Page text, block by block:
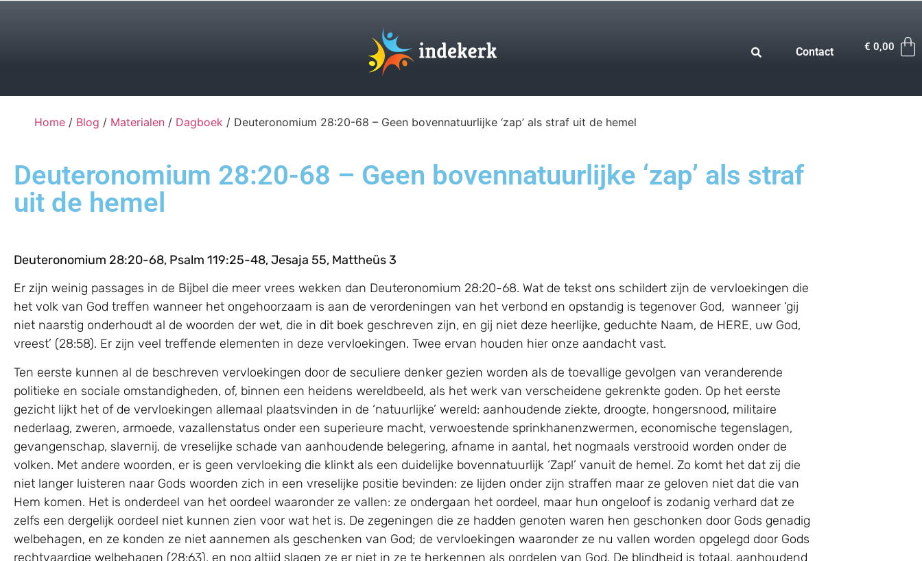
Contact € 0,00
Home / Blog / Materialen / Dagboek / Deuteronomium 28:20-68 – Geen bovennatuurlijke ‘zap’ als straf uit de hemel
Deuteronomium 28:20-68 – Geen bovennatuurlijke ‘zap’ als straf
uit de hemel
Deuteronomium 28:20-68, Psalm 119:25-48, Jesaja 55, Mattheüs 3
Er zijn weinig passages in de Bijbel die meer vrees wekken dan Deuteronomium 28:20-68. Wat de tekst ons schildert zijn de vervloekingen die
het volk van God treffen wanneer het ongehoorzaam is aan de verordeningen van het verbond en opstandig is tegenover God, wanneer ‘gij
niet naarstig onderhoudt al de woorden der wet, die in dit boek geschreven zijn, en gij niet deze heerlijke, geduchte Naam, de HERE, uw God,
vreest’ (28:58). Er zijn veel treffende elementen in deze vervloekingen. Twee ervan houden hier onze aandacht vast.
Ten eerste kunnen al de beschreven vervloekingen door de seculiere denker gezien worden als de toevallige gevolgen van veranderende
politieke en sociale omstandigheden, of, binnen een heidens wereldbeeld, als het werk van verscheidene gekrenkte goden. Op het eerste
gezicht lijkt het of de vervloekingen allemaal plaatsvinden in de ‘natuurlijke’ wereld: aanhoudende ziekte, droogte, hongersnood, militaire
nederlaag, zweren, armoede, vazallenstatus onder een superieure macht, verwoestende sprinkhanenzwermen, economische tegenslagen,
gevangenschap, slavernij, de vreselijke schade van aanhoudende belegering, afname in aantal, het nogmaals verstrooid worden onder de
volken. Met andere woorden, er is geen vervloeking die klinkt als een duidelijke bovennatuurlijk ‘Zap!’ vanuit de hemel. Zo komt het dat zij die
niet langer luisteren naar Gods woorden zich in een vreselijke positie bevinden: ze lijden onder zijn straffen maar ze geloven niet dat die van
Hem komen. Het is onderdeel van het oordeel waaronder ze vallen: ze ondergaan het oordeel, maar hun ongeloof is zodanig verhard dat ze
zelfs een dergelijk oordeel niet kunnen zien voor wat het is. De zegeningen die ze hadden genoten waren hen geschonken door Gods genadig
welbehagen, en ze konden ze niet aannemen als geschenken van God; de vervloekingen waaronder ze nu vallen worden opgelegd door Gods
rechtvaardige welbehagen (28:63), en nog altijd slagen ze er niet in ze te herkennen als oordelen van God. De blindheid is totaal, aanhoudend